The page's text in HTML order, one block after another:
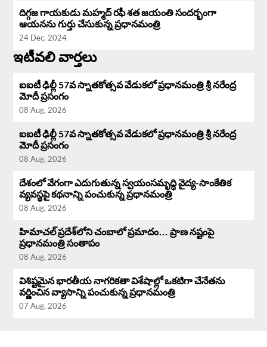
దిగ్గజ గాయకుడు మహ్మద్ రఫీ శత జయంతి సందర్భంగా
ఆయనను గుర్తు చేసుకున్న ప్రధానమంత్రి
24 Dec, 2024
ఇటీవలి వార్తలు
ఐఐటీ ఢిల్లీ 57వ స్నాతకోత్సవ వేడుకలో ప్రధానమంత్రి శ్రీ నరేంద్ర
మోదీ ప్రసంగం
08 Aug, 2026
ఐఐటీ ఢిల్లీ 57వ స్నాతకోత్సవ వేడుకలో ప్రధానమంత్రి శ్రీ నరేంద్ర
మోదీ ప్రసంగం
08 Aug, 2026
దేశంలో వేగంగా ఎదుగుతున్న స్వయంసమృద్ధి వైద్య-సాంకేతిక
వ్యవస్థపై కథనాన్ని పంచుకున్న ప్రధానమంత్రి
08 Aug, 2026
హిమాచల్ ప్రదేశ్‌లోని చంబాలో ప్రమాదం… ప్రాణ నష్టంపై
ప్రధానమంత్రి సంతాపం
08 Aug, 2026
విశిష్టమైన భారతీయ నాగరికతా విశేషాల్లో ఒకటిగా చేనేతను
వర్ణించిన వ్యాసాన్ని పంచుకున్న ప్రధానమంత్రి
07 Aug, 2026